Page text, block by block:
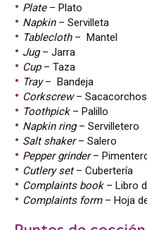
Plate – Plato
Napkin – Servilleta
Tablecloth – Mantel
Jug– Jarra
Cup– Taza
Tray– Bandeja
Corkscrew– Sacacorchos
Toothpick – Palillo
Napkin ring – Servilletero
Salt shaker – Salero
Pepper grinder –
Cutlery set – Cubertería
Complaints book – Libro
Complaints form – Hoja